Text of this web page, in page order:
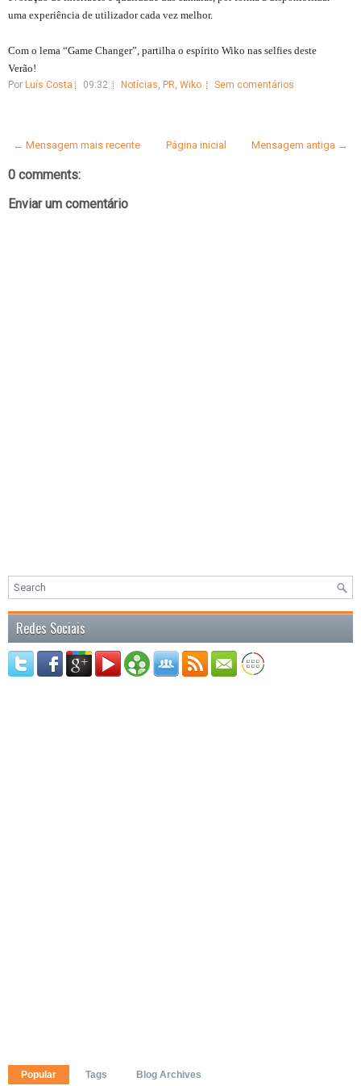
uma experiência de utilizador cada vez melhor.
Com o lema “Game Changer”, partilha o espírito Wiko nas selfies deste
Verão!
Por Luís Costa 09:32 Notícias, PR, Wiko Sem comentários
← Mensagem mais recente Mensagem antiga →
Página inicial
0 comments:
Enviar um comentário
Redes Sociais
Popular Tags Blog Archives